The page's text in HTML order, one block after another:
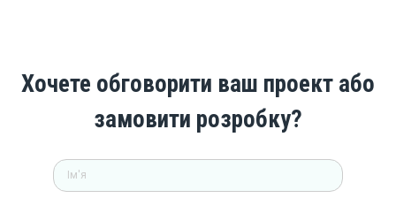
Хочете обговорити ваш проект або
замовити розробку?